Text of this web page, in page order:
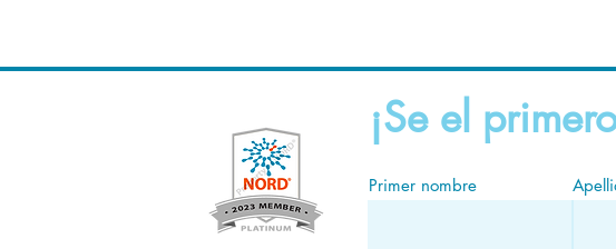
¡Se el
Primer nombre